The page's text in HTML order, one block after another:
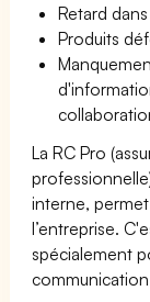
Retard
Produits
La RC Pro
interne,
l’entreprise.
spécialement